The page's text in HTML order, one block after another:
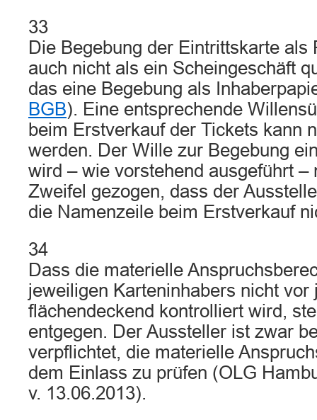
33
Die Begebung der Eintrittskarte als
auch nicht als ein Scheingeschäft
das eine Begebung als
BGB). Eine entsprechende
beim Erstverkauf der Tickets kann
werden. Der Wille zur Begebung
wird – wie vorstehend ausgeführt –
Zweifel gezogen, dass der
die Namenzeile beim Erstverkauf
34
Dass die materielle
jeweiligen Karteninhabers nicht vor
flächendeckend kontrolliert wird,
entgegen. Der Aussteller ist zwar
verpflichtet, die materielle
dem Einlass zu prüfen (OLG
v. 13.06.2013).